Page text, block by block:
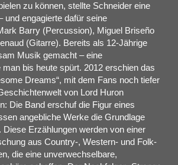
zu können, stellte Schneider eine
und engagierte dafür seine
Barry (Percussion), Miguel Briseño
(Gitarre). Bereits als 12-Jährige
Musik gemacht – eine
man bis heute spürt. 2012 erschien das
Dreams“, mit dem Fans noch tiefer
von Lord Huron
Die Band erschuf die Figur eines
angebliche Werke die Grundlage
Diese Erzählungen werden von einer
aus Country-, Western- und Folk-
die eine unverwechselbare,